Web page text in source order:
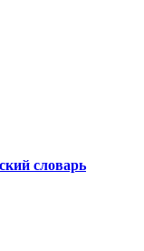
словарь